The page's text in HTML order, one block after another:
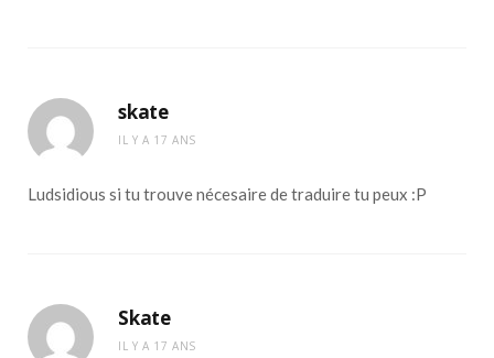
skate
IL Y A 17 ANS
Ludsidious si tu trouve nécesaire de traduire tu peux :P
Skate
IL Y A 17 ANS